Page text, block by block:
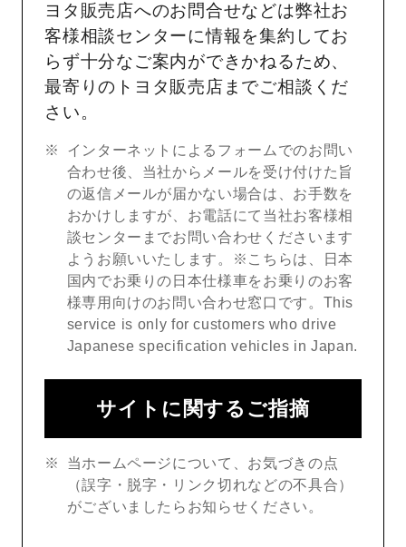
ヨタ販売店へのお問合せなどは弊社お
客様相談センターに情報を集約してお
らず十分なご案内ができかねるため、
最寄りのトヨタ販売店までご相談くだ
さい。
インターネットによるフォームでのお問い
合わせ後、当社からメールを受け付けた旨
の返信メールが届かない場合は、お手数を
おかけしますが、お電話にて当社お客様相
談センターまでお問い合わせくださいます
ようお願いいたします。※こちらは、日本
国内でお乗りの日本仕様車をお乗りのお客
様専用向けのお問い合わせ窓口です。This
service is only for customers who drive
Japanese specification vehicles in Japan.
サイトに関するご指摘
当ホームページについて、お気づきの点
（誤字・脱字・リンク切れなどの不具合）
がございましたらお知らせください。